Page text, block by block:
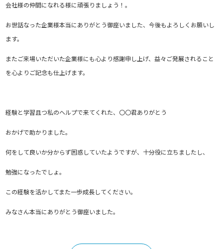
会社様の仲間になれる様に頑張りましょう！。
お世話なった企業様本当にありがとう御座いました、今後もよろしくお願いし
ます。
またご来場いただいた企業様にも心より感謝申し上げ、益々ご発展されること
を心よりご記念も仕上げます。
経験と学習且つ私のヘルプで来てくれた、〇〇君ありがとう
おかげで助かりました。
何をして良いか分からず困惑していたようですが、十分役に立ちましたし、
勉強になったでしょ。
この経験を活かしてまた一歩成長してください。
みなさん本当にありがとう御座いました。